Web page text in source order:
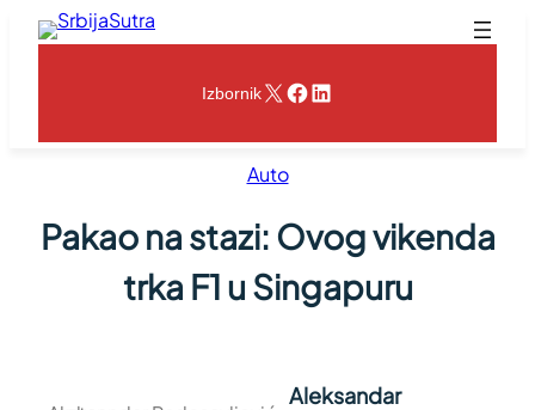
Skoči
IzbornikX Facebook
LinkedIn
Auto
Pakao na stazi: Ovog vikenda
trka F1 u Singapuru
Aleksandar